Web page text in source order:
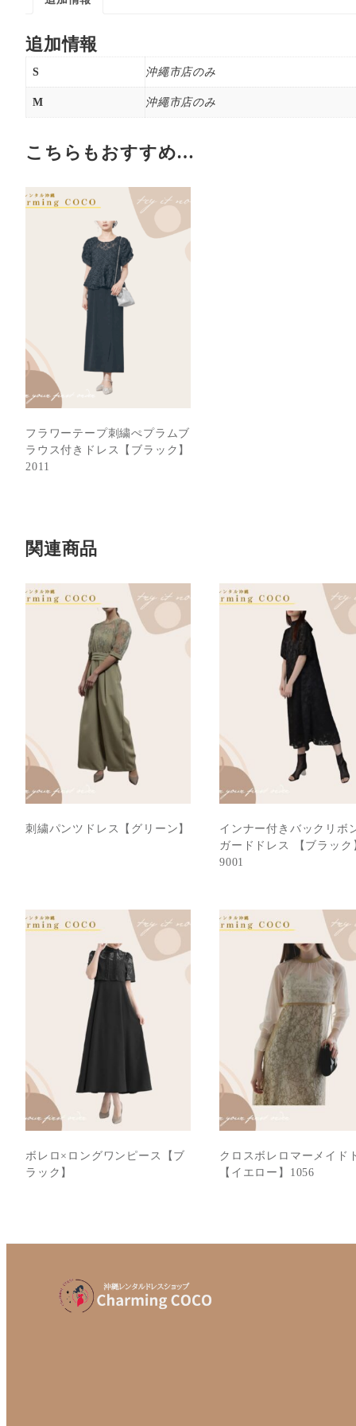
追加情報
S 沖繩市店のみ
M 沖繩市店のみ
こちらもおすすめ…
フラワーテープ刺繍ぺプラムブ
ラウス付きドレス【ブラック】
2011
関連商品
刺繍パンツドレス【グリーン】
インナー付きバックリボ
ガードドレス 【ブラック
9001
ボレロ×ロングワンピース【ブ
ラック】
クロスボレロマーメイド
【イエロー】1056